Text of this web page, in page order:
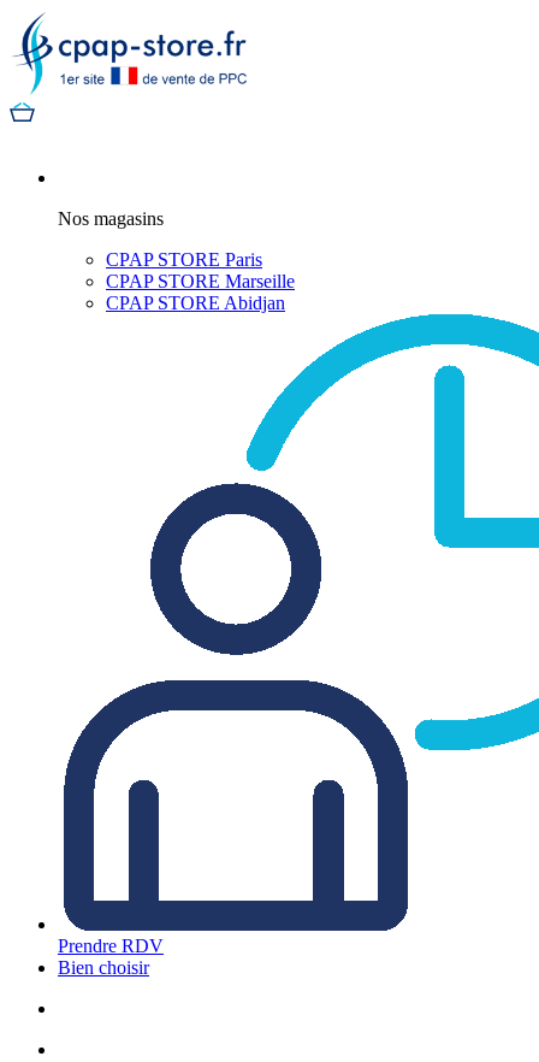
Nos magasins
CPAP STORE Paris
CPAP STORE Marseille
CPAP STORE Abidjan
Prendre RDV
Bien choisir